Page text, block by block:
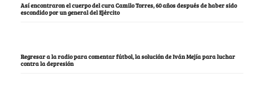
Así encontraron el cuerpo del cura Camilo Torres, 60 años después de haber sido
escondido por un general del Ejército
Regresar a la radio para comentar fútbol, la solución de Iván Mejía para luchar
contra la depresión